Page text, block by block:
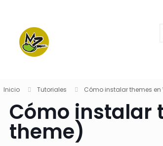
Inicio Tutoriales Cómo instalar themes en
Cómo instalar
theme)